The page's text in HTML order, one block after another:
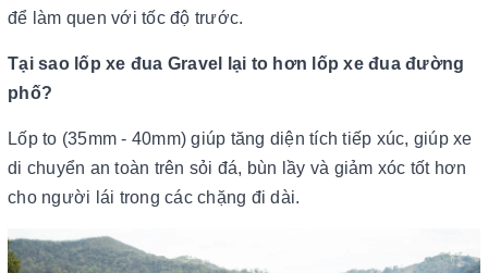
để làm quen với tốc độ trước.
Tại sao lốp xe đua Gravel lại to hơn lốp xe đua đường
phố?
Lốp to (35mm - 40mm) giúp tăng diện tích tiếp xúc, giúp xe
di chuyển an toàn trên sỏi đá, bùn lầy và giảm xóc tốt hơn
cho người lái trong các chặng đi dài.